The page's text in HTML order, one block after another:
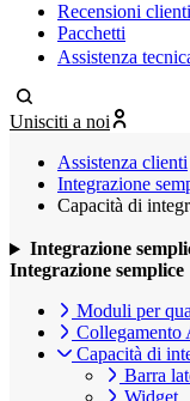
Recensioni clienti
Pacchetti
Assistenza
Unisciti a noi
Assistenza clienti
Integrazione
Capacità di
Integrazione
Integrazione semplice
Moduli per
Collegamento
Capacità di
Barra